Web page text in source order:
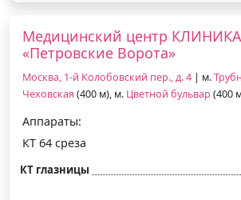
Медицинский центр
«Петровские Ворота»
Москва, 1-й Колобовский пер., д. 4 | м.
Чеховская (400 м), м. Цветной бульвар (400
Аппараты:
КТ 64 среза
КТ глазницы